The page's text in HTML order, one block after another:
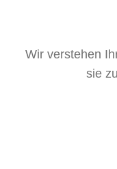
Wir verstehen
sie